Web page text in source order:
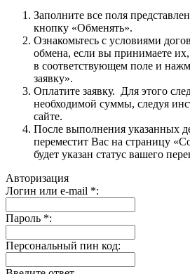
Заполните все поля
кнопку «Обменять».
Ознакомьтесь с условиями
обмена, если вы принимаете их,
в соответствующем поле и
заявку».
Оплатите заявку. Для этого
необходимой суммы, следуя
сайте.
После выполнения указанных
переместит Вас на страницу
будет указан статус вашего
Авторизация
Логин или e-mail *:
Пароль *:
Персональный пин код: